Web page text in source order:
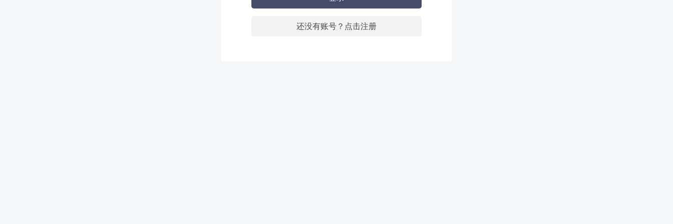
还没有账号？点击注册